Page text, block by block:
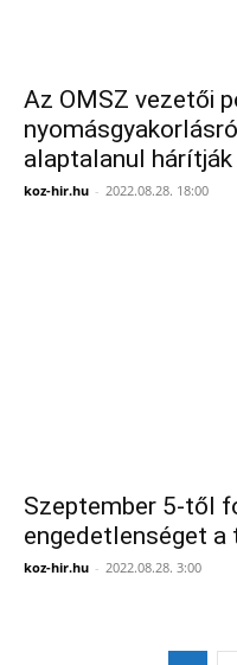
Az OMSZ vezetői
alaptalanul hárítják
koz-hir.hu - 2022.08.28. 18:00
Szeptember 5-től
engedetlenséget a
koz-hir.hu - 2022.08.28. 3:00